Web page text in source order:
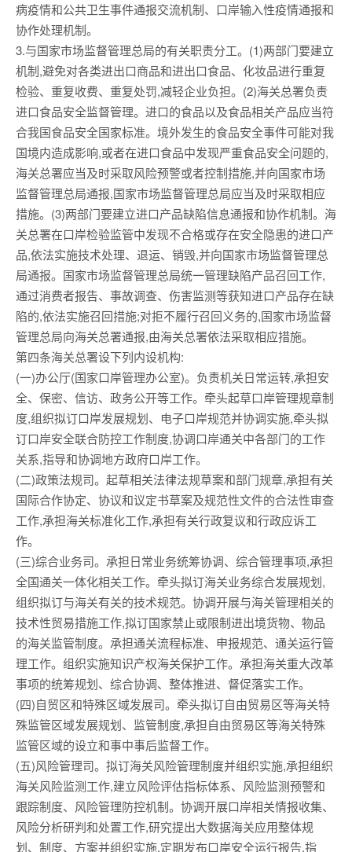
病疫情和公共卫生事件通报交流机制、口岸输入性疫情通报和
协作处理机制。
3.与国家市场监督管理总局的有关职责分工。(1)两部门要建立
机制,避免对各类进出口商品和进出口食品、化妆品进行重复
检验、重复收费、重复处罚,减轻企业负担。(2)海关总署负责
进口食品安全监督管理。进口的食品以及食品相关产品应当符
合我国食品安全国家标准。境外发生的食品安全事件可能对我
国境内造成影响,或者在进口食品中发现严重食品安全问题的,
海关总署应当及时采取风险预警或者控制措施,并向国家市场
监督管理总局通报,国家市场监督管理总局应当及时采取相应
措施。(3)两部门要建立进口产品缺陷信息通报和协作机制。海
关总署在口岸检验监管中发现不合格或存在安全隐患的进口产
品,依法实施技术处理、退运、销毁,并向国家市场监督管理总
局通报。国家市场监督管理总局统一管理缺陷产品召回工作,
通过消费者报告、事故调查、伤害监测等获知进口产品存在缺
陷的,依法实施召回措施;对拒不履行召回义务的,国家市场监督
管理总局向海关总署通报,由海关总署依法采取相应措施。
第四条海关总署设下列内设机构:
(一)办公厅(国家口岸管理办公室)。负责机关日常运转,承担安
全、保密、信访、政务公开等工作。牵头起草口岸管理规章制
度,组织拟订口岸发展规划、电子口岸规范并协调实施,牵头拟
订口岸安全联合防控工作制度,协调口岸通关中各部门的工作
关系,指导和协调地方政府口岸工作。
(二)政策法规司。起草相关法律法规草案和部门规章,承担有关
国际合作协定、协议和议定书草案及规范性文件的合法性审查
工作,承担海关标准化工作,承担有关行政复议和行政应诉工
作。
(三)综合业务司。承担日常业务统筹协调、综合管理事项,承担
全国通关一体化相关工作。牵头拟订海关业务综合发展规划,
组织拟订与海关有关的技术规范。协调开展与海关管理相关的
技术性贸易措施工作,拟订国家禁止或限制进出境货物、物品
的海关监管制度。承担通关流程标准、申报规范、通关运行管
理工作。组织实施知识产权海关保护工作。承担海关重大改革
事项的统筹规划、综合协调、整体推进、督促落实工作。
(四)自贸区和特殊区域发展司。牵头拟订自由贸易区等海关特
殊监管区域发展规划、监管制度,承担自由贸易区等海关特殊
监管区域的设立和事中事后监督工作。
(五)风险管理司。拟订海关风险管理制度并组织实施,承担组织
海关风险监测工作,建立风险评估指标体系、风险监测预警和
跟踪制度、风险管理防控机制。协调开展口岸相关情报收集、
风险分析研判和处置工作,研究提出大数据海关应用整体规
划、制度、方案并组织实施,定期发布口岸安全运行报告,指